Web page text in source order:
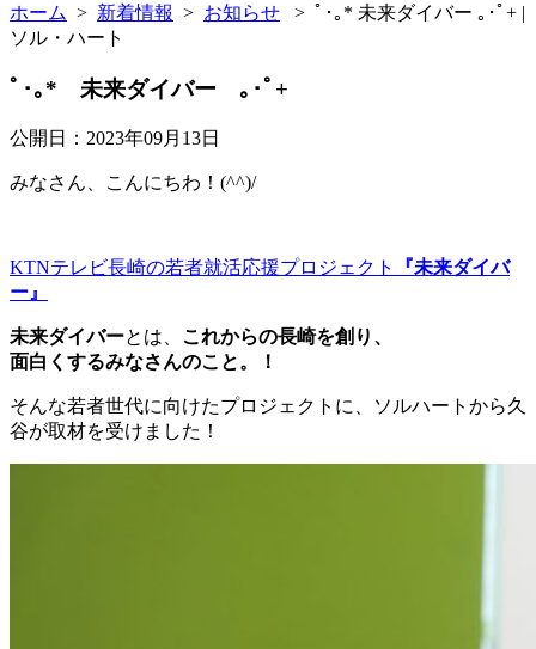
ホーム > 新着情報 > お知らせ > ﾟ･｡* 未来ダイバー ｡･ﾟ+ |
ソル・ハート
ﾟ･｡* 未来ダイバー ｡･ﾟ+
公開日：2023年09月13日
みなさん、こんにちわ！(^^)/
KTNテレビ長崎の若者就活応援プロジェクト
『未来ダイバ
ー』
未来ダイバーとは、 これからの長崎を創り、
面白くするみなさんのこと。！
そんな若者世代に向けたプロジェクトに、ソルハートから久
谷が取材を受けました！